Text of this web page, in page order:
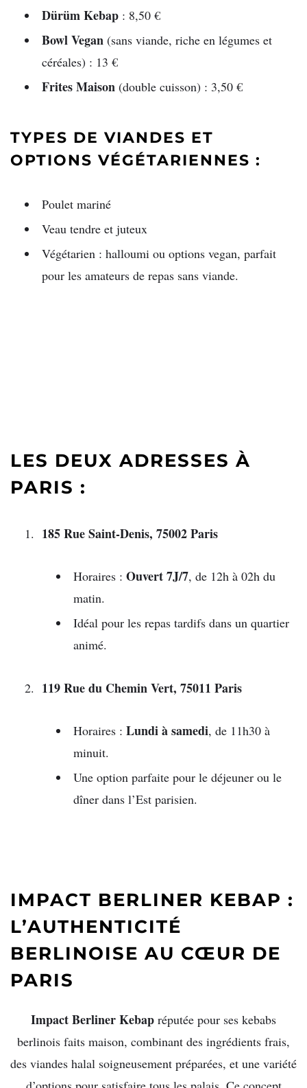
Dürüm Kebap : 8,50 €
Bowl Vegan (sans viande, riche en légumes et
céréales) : 13 €
Frites Maison (double cuisson) : 3,50 €
TYPES DE VIANDES ET
OPTIONS VÉGÉTARIENNES :
Poulet mariné
Veau tendre et juteux
Végétarien : halloumi ou options vegan, parfait
pour les amateurs de repas sans viande.
LES DEUX ADRESSES À
PARIS :
185 Rue Saint-Denis, 75002 Paris
Horaires : Ouvert 7J/7, de 12h à 02h du
matin.
Idéal pour les repas tardifs dans un quartier
animé.
119 Rue du Chemin Vert, 75011 Paris
Horaires : Lundi à samedi, de 11h30 à
minuit.
Une option parfaite pour le déjeuner ou le
dîner dans l’Est parisien.
IMPACT BERLINER KEBAP :
L’AUTHENTICITÉ
BERLINOISE AU CŒUR DE
PARIS
Impact Berliner Kebap réputée pour ses kebabs
berlinois faits maison, combinant des ingrédients frais,
des viandes halal soigneusement préparées, et une variété